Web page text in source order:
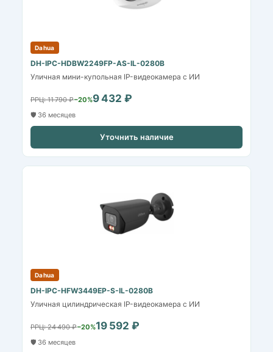
Dahua
DH-IPC-HDBW2249FP-AS-IL-0280B
Уличная мини-купольная IP-видеокамера с ИИ
РРЦ: 11 790 ₽−20%9 432 ₽
🛡️ 36 месяцев
Уточнить наличие
Dahua
DH-IPC-HFW3449EP-S-IL-0280B
Уличная цилиндрическая IP-видеокамера с ИИ
РРЦ: 24 490 ₽−20%19 592 ₽
🛡️ 36 месяцев